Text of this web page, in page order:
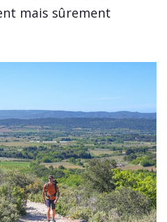
mais sûrement